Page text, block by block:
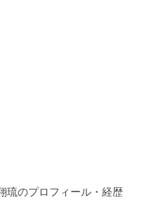
琉のプロフィール・経歴